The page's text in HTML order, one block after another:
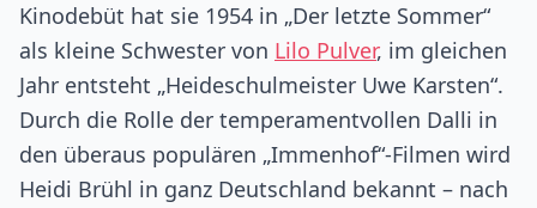
Kinodebüt hat sie 1954 in „Der letzte Sommer“
als kleine Schwester von Lilo Pulver, im gleichen
Jahr entsteht „Heideschulmeister Uwe Karsten“.
Durch die Rolle der temperamentvollen Dalli in
den überaus populären „Immenhof“-Filmen wird
Heidi Brühl in ganz Deutschland bekannt – nach